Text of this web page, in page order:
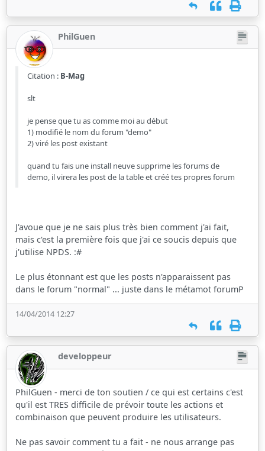
PhilGuen
Citation : B-Mag
slt
je pense que tu as comme moi au début
1) modifié le nom du forum "demo"
2) viré les post existant
quand tu fais une install neuve supprime les forums de
demo, il virera les post de la table et créé tes propres forum
J'avoue que je ne sais plus très bien comment j'ai fait,
mais c'est la première fois que j'ai ce soucis depuis que
j'utilise NPDS. :#
Le plus étonnant est que les posts n'apparaissent pas
dans le forum "normal" ... juste dans le métamot forumP
14/04/2014 12:27
developpeur
PhilGuen - merci de ton soutien / ce qui est certains c'est
qu'il est TRES difficile de prévoir toute les actions et
combinaison que peuvent produire les utilisateurs.
Ne pas savoir comment tu a fait - ne nous arrange pas